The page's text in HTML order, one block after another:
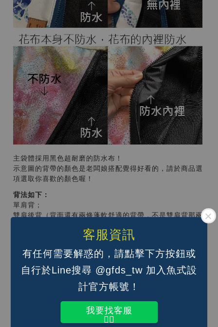
客服資訊
有任何需要解惑的，請點擊下方按鈕或
自行於Line搜尋 @gfds_tw 加入魚式設
計官方帳號！
我要找客服
👆🏽
主袋體採用黑色超耐磨的防水布！
示意圖的背帶的顏色是老闆娘搭配覺得好看的，請於商品選
項選取你喜歡的顏色喔！
背法如下：
單肩背；
雙肩後背（背面還有兩條蓬軟舒適的背帶，不是雙肩背那兩
手提（單肩背帶調到最短即可）